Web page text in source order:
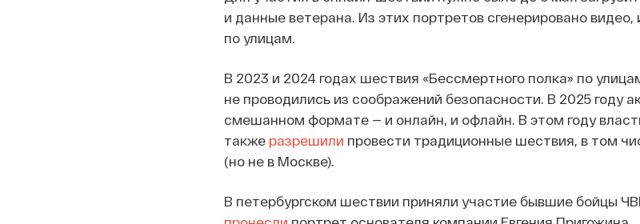
и данные ветерана. Из этих портретов сгенерировано
по улицам.
В 2023 и 2024 годах шествия «Бессмертного полка» по
не проводились из соображений безопасности. В 2025 году
смешанном формате — и онлайн, и офлайн. В этом году
также разрешили провести традиционные шествия, в том
(но не в Москве).
В петербургском шествии приняли участие бывшие бойцы